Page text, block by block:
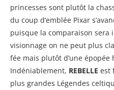
princesses sont plutôt la
du coup d’emblée Pixar
puisque la comparaison sera
visionnage on ne peut plus
fée mais plutôt d’une épopée
Indéniablement, REBELLE est
plus grandes Légendes